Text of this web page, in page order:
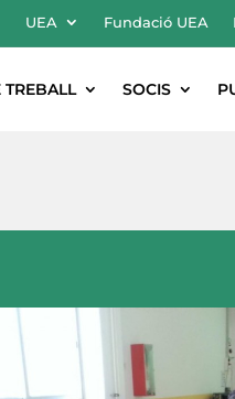
UEA Fundació UEA
TREBALL SOCIS